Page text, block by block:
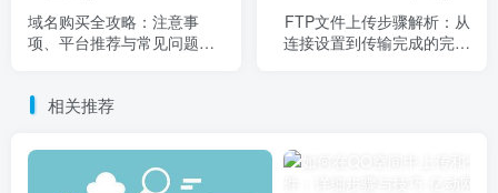
域名购买全攻略：注意事
项、平台推荐与常见问题解
FTP文件上传步骤解析：从
连接设置到传输完成的完整
相关推荐